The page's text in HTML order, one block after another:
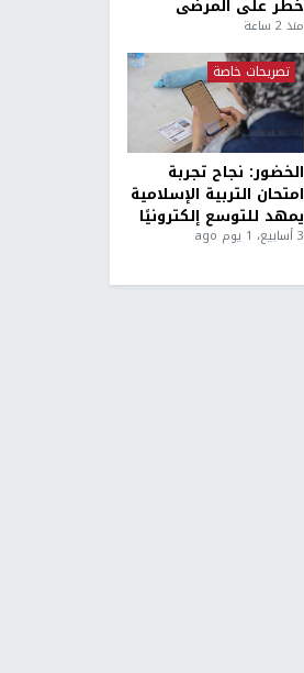
خطر على المرضى
منذ 2 ساعة
تصريحات خاصة
الخضور: نجاح تجربة
امتحان التربية الإسلامية
يمهد للتوسع إلكترونيًا
3 أسابيع، 1 يوم ago